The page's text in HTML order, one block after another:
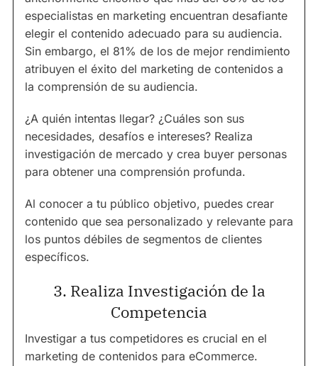
especialistas en marketing encuentran desafiante
elegir el contenido adecuado para su audiencia.
Sin embargo, el 81% de los de mejor rendimiento
atribuyen el éxito del marketing de contenidos a
la comprensión de su audiencia.
¿A quién intentas llegar? ¿Cuáles son sus
necesidades, desafíos e intereses? Realiza
investigación de mercado y crea buyer personas
para obtener una comprensión profunda.
Al conocer a tu público objetivo, puedes crear
contenido que sea personalizado y relevante para
los puntos débiles de segmentos de clientes
específicos.
3. Realiza Investigación de la
Competencia
Investigar a tus competidores es crucial en el
marketing de contenidos para eCommerce.